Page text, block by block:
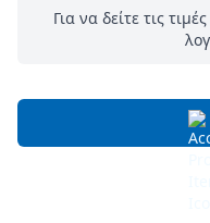
Για να δείτε τις